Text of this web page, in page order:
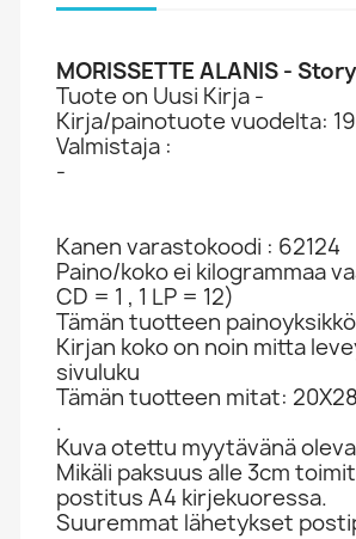
MORISSETTE ALANIS -
Tuote on Uusi Kirja -
Kirja/painotuote vuodelta: 19
Valmistaja :
-
Kanen varastokoodi : 62124
Paino/koko ei kilogrammaa
CD = 1 , 1 LP = 12)
Tämän tuotteen
Kirjan koko on noin mitta
sivuluku
Tämän tuotteen mitat:
.
Kuva otettu myytävänä
Mikäli paksuus alle 3cm
postitus A4 kirjekuoressa.
Suuremmat lähetykset